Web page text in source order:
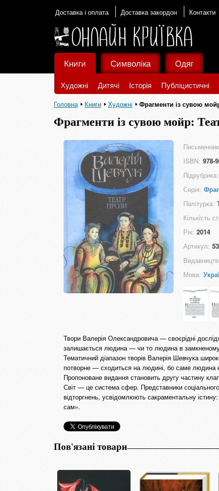
Доставка і оплата Доставка закордон Контакти
Книги
Художні Дитячі Історія Публіцистичні
Символіка Одяг
Головна Книги Художні Фрагменти із сувою
Фрагменти із сувою мойр:
ISBN: 978-
Підрубрика:
Серія:
Палітурка:
Кількість
Рік: 2014
Артикул:
Мова:
Твори Валерія Олександровича — своєрідні
залишається людина — чи то людина в замкненому
Тематичний діапазон творів Валерія Шевчука
потворне — сходиться на людині, бо саме людина
Пропоноване видання становить другу частину
Світ — це система сфер. Представники
відторгнень, усвідомлюють сакраментальну
сам».
Пов'язані товари